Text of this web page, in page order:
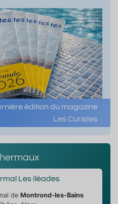
édition du magazine
Les Curistes
Les Iléades
de Montrond-les-Bains